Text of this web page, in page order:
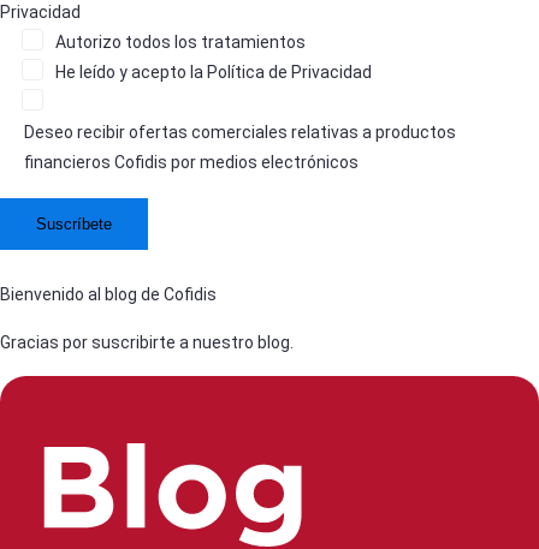
Privacidad
Autorizo todos los tratamientos
He leído y acepto la Política de Privacidad
Deseo recibir ofertas comerciales relativas a productos
financieros Cofidis por medios electrónicos
Bienvenido al blog de Cofidis
Gracias por suscribirte a nuestro blog.